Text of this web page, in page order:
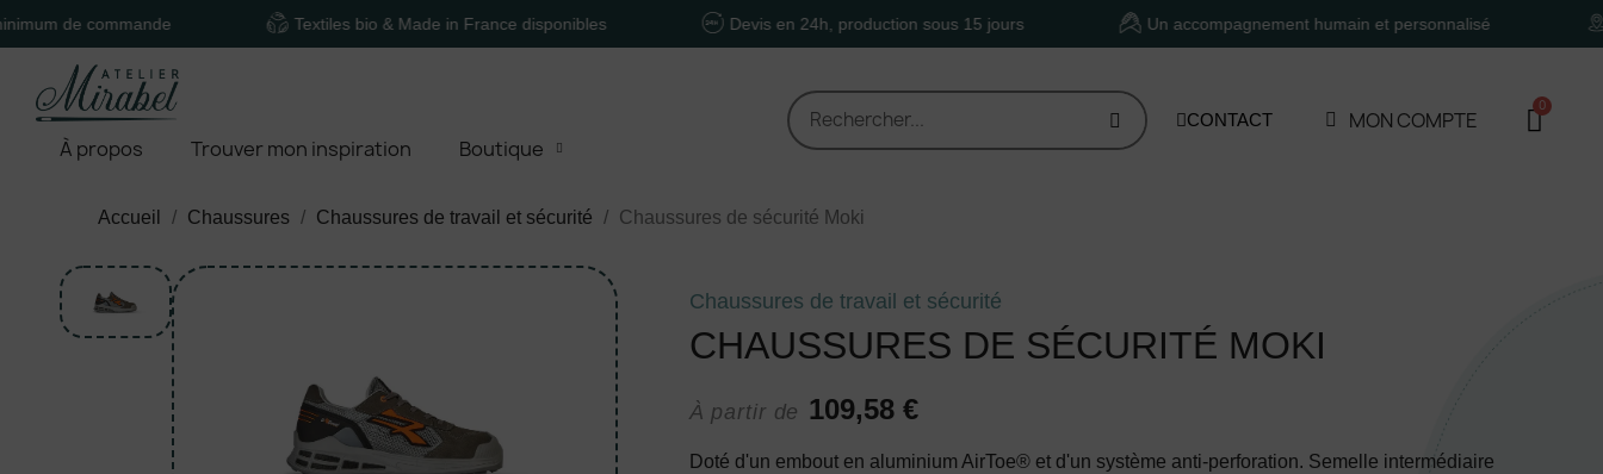
commande Textiles bio & Made in France disponibles Devis en 24h, production sous 15 jours Un accompagnement humain et personnalisé Situé à
À propos Trouver mon inspiration Boutique
CONTACT MON COMPTE
Accueil Chaussures Chaussures de travail et sécurité Chaussures de sécurité Moki
Chaussures de travail et sécurité
CHAUSSURES DE SÉCURITÉ MOKI
À partir de 109,58 €
Doté d'un embout en aluminium AirToe® et d'un système anti-perforation. Semelle intermédiaire